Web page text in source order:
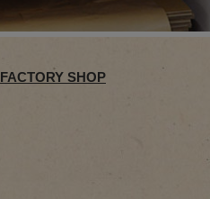
FACTORY SHOP